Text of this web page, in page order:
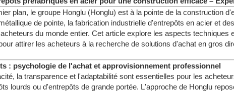
plan, le groupe Honglu (Honglu) est à la pointe de la construction
de pointe, la fabrication industrielle d'entrepôts en acier et
du monde entier. Cet article explore les aspects
attirer les acheteurs à la recherche de solutions d'achat en gros
: psychologie de l'achat et approvisionnement professionnel
la transparence et l'adaptabilité sont essentielles pour les
lourds ou d'entrepôts de grande portée. L'approche de Honglu